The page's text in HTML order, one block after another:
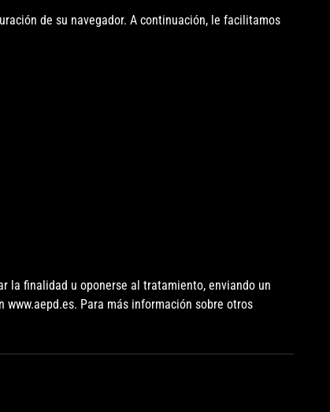
de su navegador. A continuación, le facilitamos
la finalidad u oponerse al tratamiento, enviando un
Para más información sobre otros